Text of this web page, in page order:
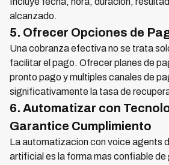
alcanzado.
5. Ofrecer Opciones de
Una cobranza efectiva no se trata
facilitar el pago. Ofrecer planes de
pronto pago y multiples canales de
significativamente la tasa de
6. Automatizar con
Garantice Cumplimiento
La automatizacion con voice agents
artificial es la forma mas confiable